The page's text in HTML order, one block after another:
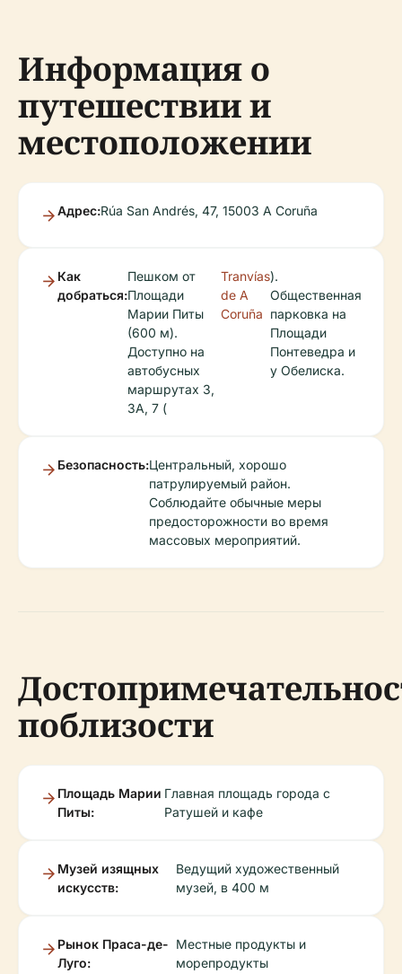
Информация о
путешествии и
местоположении
Адрес:Rúa San Andrés, 47, 15003 A Coruña
Как
добраться:
Пешком от
Площади
Марии Питы
(600 м).
Доступно на
автобусных
маршрутах 3,
3A, 7 (
Tranvías
de A
Coruña
).
Общественная
парковка на
Площади
Понтеведра и
у Обелиска.
Безопасность:Центральный, хорошо
патрулируемый район.
Соблюдайте обычные меры
предосторожности во время
массовых мероприятий.
поблизости
Площадь Марии
Питы:
Главная площадь города с
Ратушей и кафе
Музей изящных
искусств:
Ведущий художественный
музей, в 400 м
Рынок Праса-де-
Луго:
Местные продукты и
морепродукты